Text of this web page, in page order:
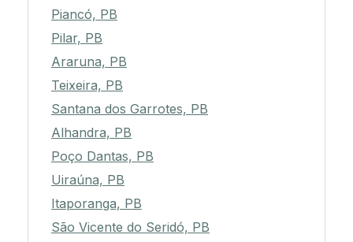
Piancó, PB
Pilar, PB
Araruna, PB
Teixeira, PB
Santana dos Garrotes, PB
Alhandra, PB
Poço Dantas, PB
Uiraúna, PB
Itaporanga, PB
São Vicente do Seridó, PB